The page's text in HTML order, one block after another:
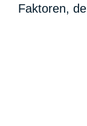
Faktoren,